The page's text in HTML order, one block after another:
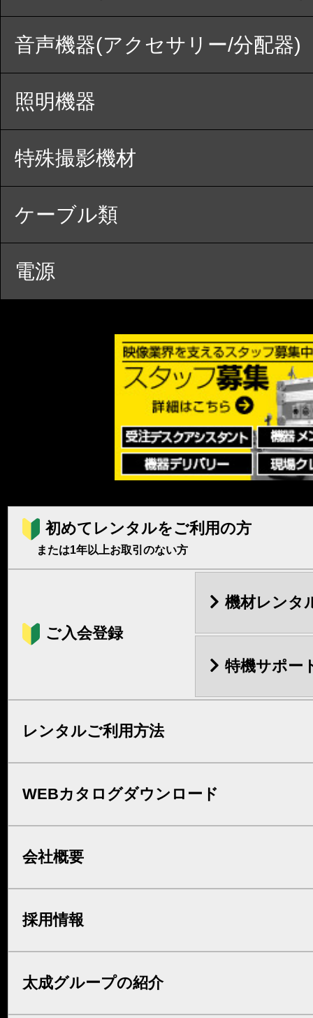
音声機器(アクセサリー/分配器)
照明機器
特殊撮影機材
ケーブル類
電源
初めてレンタルをご利用の方
または1年以上お取引のない方
ご入会登録
機材レンタ
特機サポー
レンタルご利用方法
WEBカタログダウンロード
会社概要
採用情報
太成グループの紹介